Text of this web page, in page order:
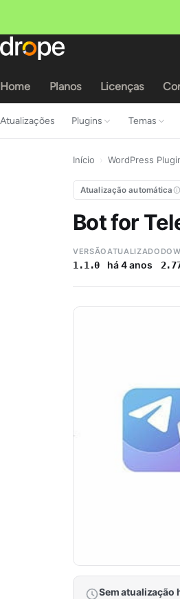
Home Planos Licenças
Atualizações Plugins Temas
Início WordPress
Atualização automática
Bot for
VERSÃO
1.1.0
ATUALIZADO
há 4 anos
Sem atualização